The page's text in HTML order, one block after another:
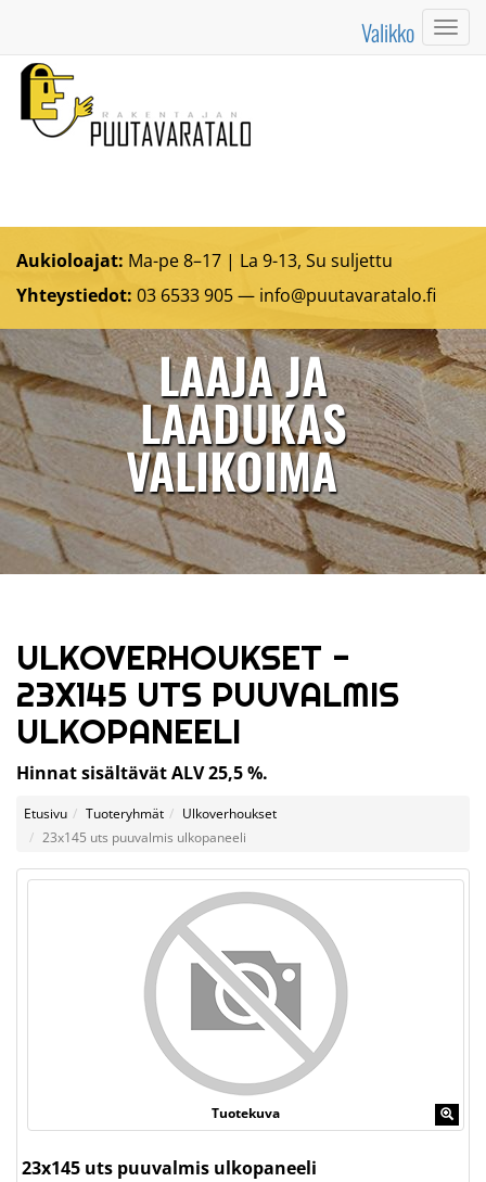
Valikko
Aukioloajat: Ma-pe 8–17 | La 9-13, Su suljettu
Yhteystiedot: 03 6533 905 — info@puutavaratalo.fi
LAAJA JA
LAADUKAS
VALIKOIMA
ULKOVERHOUKSET -
23X145 UTS PUUVALMIS
ULKOPANEELI
Hinnat sisältävät ALV 25,5 %.
Etusivu Tuoteryhmät
Ulkoverhoukset
23x145 uts puuvalmis ulkopaneeli
Tuotekuva
23x145 uts puuvalmis ulkopaneeli